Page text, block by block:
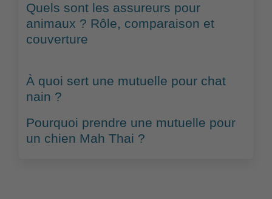
Quels sont les assureurs pour
animaux ? Rôle, comparaison et
couverture
À quoi sert une mutuelle pour chat
nain ?
Pourquoi prendre une mutuelle pour
un chien Mah Thai ?